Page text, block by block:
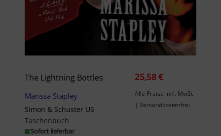
The Lightning Bottles
Marissa Stapley
Simon & Schuster US
Taschenbuch
Sofort lieferbar
25,58 €
Alle Preise inkl. MwSt
| Versandkostenfrei